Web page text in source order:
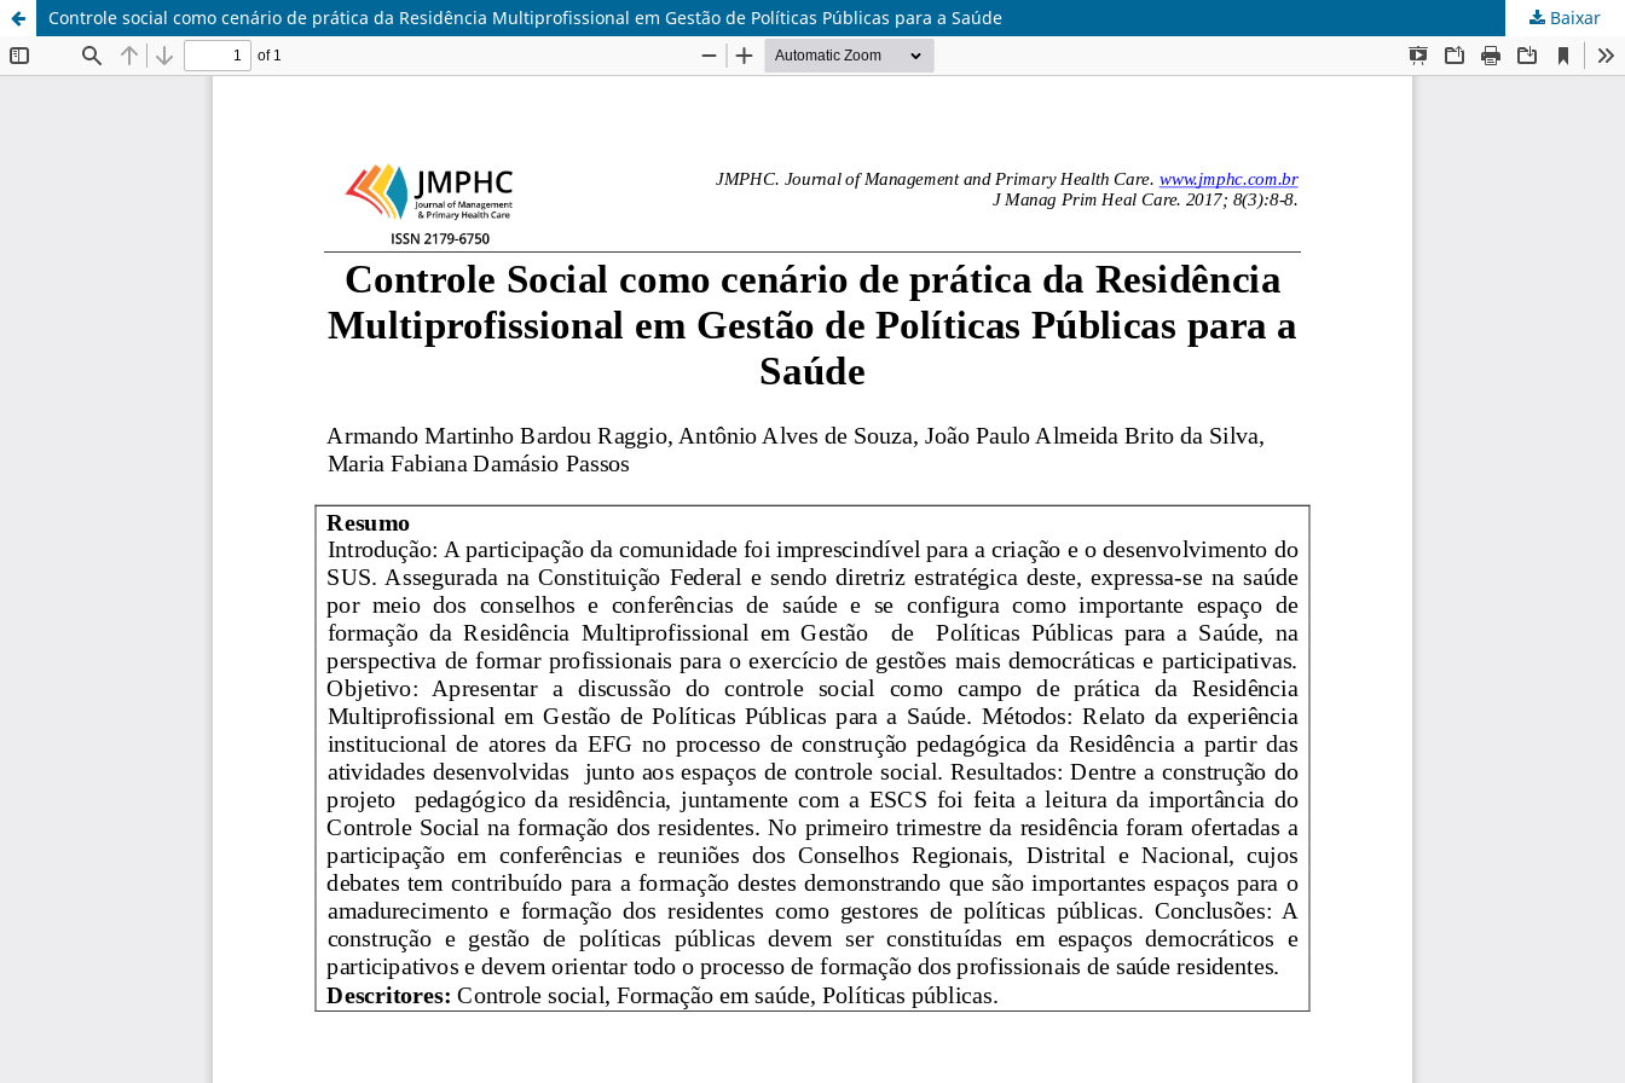
Controle social como cenário de prática da Residência Multiprofissional em Gestão de Políticas Públicas para a Saúde Baixar